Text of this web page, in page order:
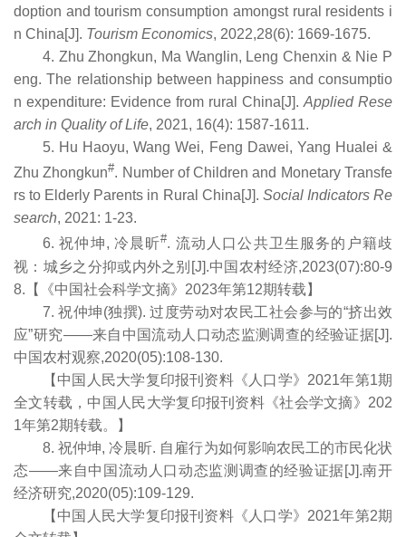
doption and tourism consumption amongst rural residents i
n China[J]. Tourism Economics, 2022,28(6): 1669-1675.
4. Zhu Zhongkun, Ma Wanglin, Leng Chenxin & Nie P
eng. The relationship between happiness and consumptio
n expenditure: Evidence from rural China[J]. Applied Rese
arch in Quality of Life, 2021, 16(4): 1587-1611.
5. Hu Haoyu, Wang Wei, Feng Dawei, Yang Hualei &
Zhu Zhongkun#. Number of Children and Monetary Transfe
rs to Elderly Parents in Rural China[J]. Social Indicators Re
search, 2021: 1-23.
6. 祝仲坤, 冷晨昕#. 流动人口公共卫生服务的户籍歧
视：城乡之分抑或内外之别[J].中国农村经济,2023(07):80-9
8.【《中国社会科学文摘》2023年第12期转载】
7. 祝仲坤(独撰). 过度劳动对农民工社会参与的“挤出效
应”研究——来自中国流动人口动态监测调查的经验证据[J].
中国农村观察,2020(05):108-130.
【中国人民大学复印报刊资料《人口学》2021年第1期
全文转载，中国人民大学复印报刊资料《社会学文摘》202
1年第2期转载。】
8. 祝仲坤, 冷晨昕. 自雇行为如何影响农民工的市民化状
态——来自中国流动人口动态监测调查的经验证据[J].南开
经济研究,2020(05):109-129.
【中国人民大学复印报刊资料《人口学》2021年第2期